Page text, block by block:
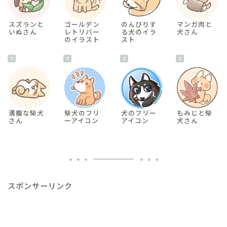
スズランと
いぬさん
ゴールデン
レトリバー
のイラスト
のんびりす
る犬のイラ
スト
マンガ肉と
犬さん
犬
満腹な柴犬
さん
犬
柴犬のフリ
ーアイコン
犬
犬のフリー
アイコン
犬
もみじと柴
犬さん
スポンサーリンク